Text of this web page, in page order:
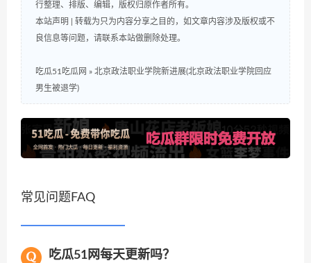
行整理、排版、编辑，版权归原作者所有。
本站声明 | 转载为只为内容分享之目的，如文章内容涉及版权或不
良信息等问题，请联系本站做删除处理。
吃瓜51吃瓜网 » 北京政法职业学院新进展(北京政法职业学院回应
男生被退学)
常见问题FAQ
吃瓜51网每天更新吗？